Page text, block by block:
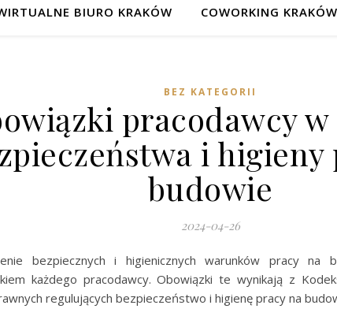
BIURO KRAKÓW COWORKING KRAKÓW
BEZ KATEGORII
pracodawcy
i higieny
budowie
2024-04-26
bezpiecznych i higienicznych warunków pracy na
każdego pracodawcy. Obowiązki te wynikają z
regulujących bezpieczeństwo i higienę pracy na